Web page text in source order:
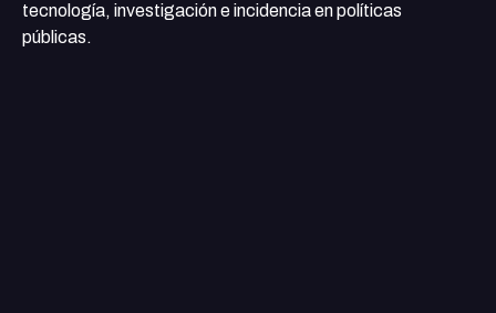
tecnología, investigación e incidencia en políticas
públicas.